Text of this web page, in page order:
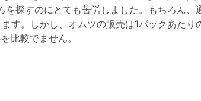
探すのにとても苦労しました。もちろん、
す。しかし、オムツの販売は1パックあたり
比較でません。